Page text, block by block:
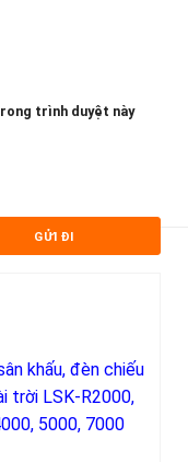
trình duyệt này